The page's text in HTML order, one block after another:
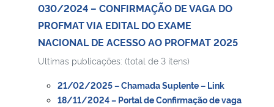
030/2024 – CONFIRMAÇÃO DE VAGA DO
PROFMAT VIA EDITAL DO EXAME
NACIONAL DE ACESSO AO PROFMAT 2025
Ultimas publicações: (total de 3 itens)
21/02/2025 – Chamada Suplente – Link
18/11/2024 – Portal de Confirmação de vaga